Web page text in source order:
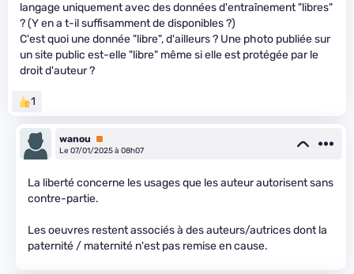
langage uniquement avec des données d'entraînement "libres"
? (Y en a t-il suffisamment de disponibles ?)
C'est quoi une donnée "libre", d'ailleurs ? Une photo publiée sur
un site public est-elle "libre" même si elle est protégée par le
droit d'auteur ?
1
wanou
Premium
Le 07/01/2025 à 08h07
La liberté concerne les usages que les auteur autorisent sans
contre-partie.
Les oeuvres restent associés à des auteurs/autrices dont la
paternité / maternité n'est pas remise en cause.